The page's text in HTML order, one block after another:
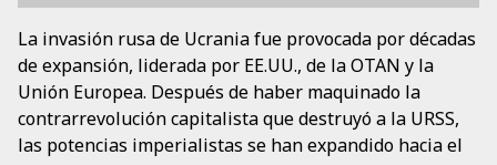
La invasión rusa de Ucrania fue provocada por décadas
de expansión, liderada por EE.UU., de la OTAN y la
Unión Europea. Después de haber maquinado la
contrarrevolución capitalista que destruyó a la URSS,
las potencias imperialistas se han expandido hacia el